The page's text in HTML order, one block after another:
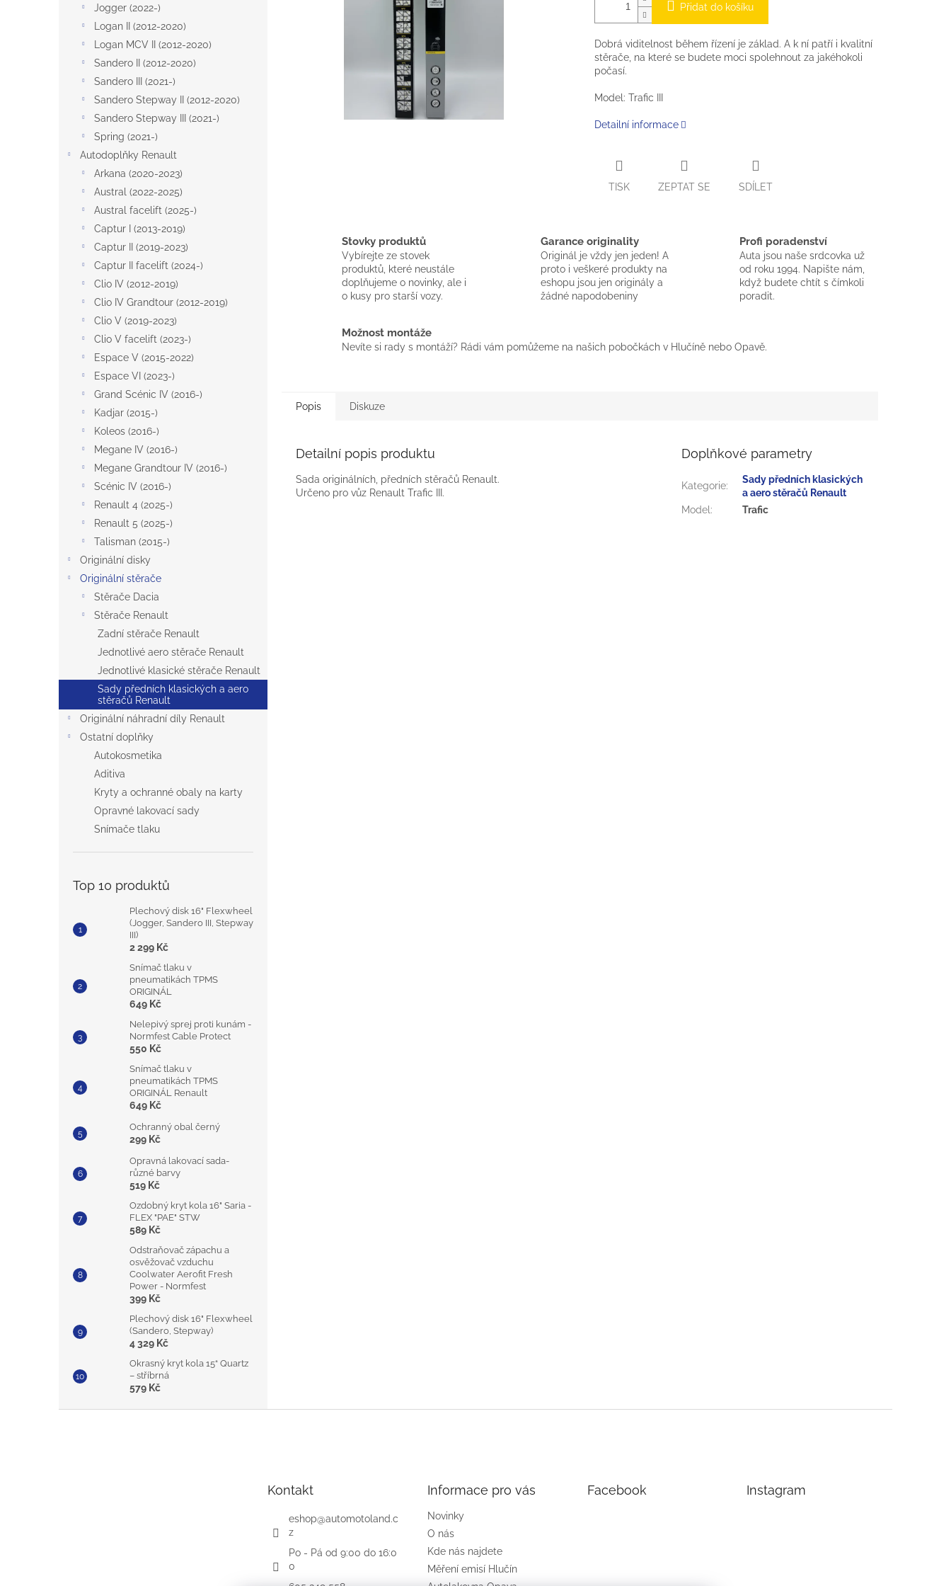
Jogger (2022-)
Logan II (2012-2020)
Logan MCV II (2012-2020)
Sandero II (2012-2020)
Sandero III (2021-)
Sandero Stepway II (2012-2020)
Sandero Stepway III (2021-)
Spring (2021-)
Autodoplňky Renault
Arkana (2020-2023)
Austral (2022-2025)
Austral facelift (2025-)
Captur I (2013-2019)
Captur II (2019-2023)
Captur II facelift (2024-)
Clio IV (2012-2019)
Clio IV Grandtour (2012-2019)
Clio V (2019-2023)
Clio V facelift (2023-)
Espace V (2015-2022)
Espace VI (2023-)
Grand Scénic IV (2016-)
Kadjar (2015-)
Koleos (2016-)
Megane IV (2016-)
Megane Grandtour IV (2016-)
Scénic IV (2016-)
Renault 4 (2025-)
Renault 5 (2025-)
Talisman (2015-)
Originální disky
Originální stěrače
Stěrače Dacia
Stěrače Renault
Zadní stěrače Renault
Jednotlivé aero stěrače Renault
Jednotlivé klasické stěrače Renault
Sady předních klasických a aero
stěračů Renault
Originální náhradní díly Renault
Ostatní doplňky
Autokosmetika
Aditiva
Kryty a ochranné obaly na karty
Opravné lakovací sady
Snímače tlaku
Top 10 produktů
Plechový disk 16" Flexwheel
(Jogger, Sandero III, Stepway
III)
2 299 Kč
Snímač tlaku v
pneumatikách TPMS
ORIGINÁL
649 Kč
Nelepivý sprej proti kunám -
Normfest Cable Protect
550 Kč
Snímač tlaku v
pneumatikách TPMS
ORIGINÁL Renault
649 Kč
Ochranný obal černý
299 Kč
Opravná lakovací sada-
různé barvy
519 Kč
Ozdobný kryt kola 16" Saria -
FLEX "PAE" STW
589 Kč
Odstraňovač zápachu a
osvěžovač vzduchu
Coolwater Aerofit Fresh
Power - Normfest
399 Kč
Plechový disk 16" Flexwheel
(Sandero, Stepway)
4 329 Kč
Okrasný kryt kola 15“ Quartz
– stříbrná
579 Kč
Přidat do košíku
Dobrá viditelnost během řízení je základ. A k ní patří i kvalitní
stěrače, na které se budete moci spolehnout za jakéhokoli
počasí.
Model: Trafic III
Detailní informace
TISK ZEPTAT SE SDÍLET
Stovky produktů
Vybírejte ze stovek
produktů, které neustále
doplňujeme o novinky, ale i
o kusy pro starší vozy.
Garance originality
Originál je vždy jen jeden! A
proto i veškeré produkty na
eshopu jsou jen originály a
žádné napodobeniny
Profi poradenství
Auta jsou naše srdcovka už
od roku 1994. Napište nám,
když budete chtít s čímkoli
poradit.
Možnost montáže
Nevíte si rady s montáží? Rádi vám pomůžeme na našich pobočkách v Hlučíně nebo Opavě.
Popis Diskuze
Detailní popis produktu
Sada originálních, předních stěračů Renault.
Určeno pro vůz Renault Trafic III.
Doplňkové parametry
Kategorie:
Sady předních klasických
a aero stěračů Renault
Model : Trafic
Kontakt
eshop@automotoland.c
z
Po - Pá od 9:00 do 16:0
0
Informace pro vás
Novinky
O nás
Kde nás najdete
Měření emisí Hlučín
Facebook Instagram